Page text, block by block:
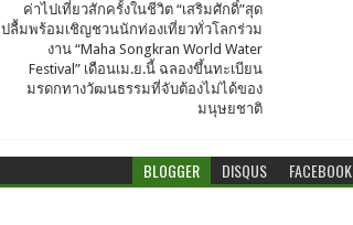
ค่าไปเที่ยวสักครั้งในชีวิต “เสริมศักดิ์”สุด
ปลื้มพร้อมเชิญชวนนักท่องเที่ยวทั่วโลกร่วม
งาน “Maha Songkran World Water
Festival” เดือนเม.ย.นี้ ฉลองขึ้นทะเบียน
มรดกทางวัฒนธรรมที่จับต้องไม่ได้ของ
มนุษยชาติ
BLOGGER DISQUS FACEBOOK